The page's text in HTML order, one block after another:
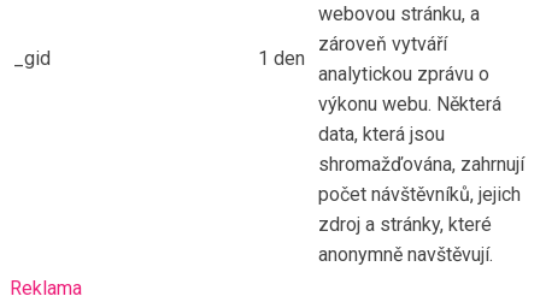
_gid 1 den
webovou stránku, a
zároveň vytváří
analytickou zprávu o
výkonu webu. Některá
data, která jsou
shromažďována, zahrnují
počet návštěvníků, jejich
zdroj a stránky, které
anonymně navštěvují.
Reklama